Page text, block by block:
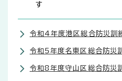
す
令和4年度港区総合防災訓
令和5年度名東区総合防災
令和8年度守山区総合防災